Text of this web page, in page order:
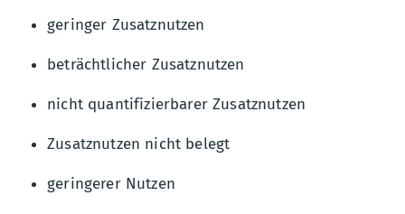
geringer Zusatznutzen
beträchtlicher Zusatznutzen
nicht quantifizierbarer Zusatznutzen
Zusatznutzen nicht belegt
geringerer Nutzen